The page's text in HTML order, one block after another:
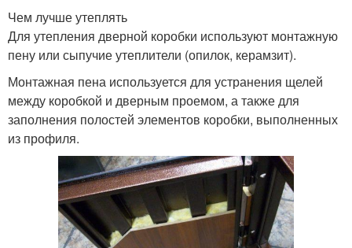
Чем лучше утеплять
Для утепления дверной коробки используют монтажную
пену или сыпучие утеплители (опилок, керамзит).
Монтажная пена используется для устранения щелей
между коробкой и дверным проемом, а также для
заполнения полостей элементов коробки, выполненных
из профиля.